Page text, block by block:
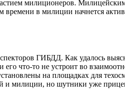
милиционеров.
в милиции начнется
ГИБДД. Как удалось
что-то не устроит во
на площадках для
милиции, но шутники уже